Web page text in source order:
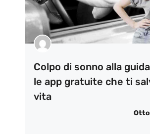
Colpo di sonno alla
le app gratuite che ti
vita